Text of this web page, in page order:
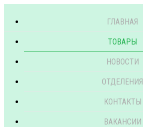
ГЛАВНАЯ
ТОВАРЫ
НОВОСТИ
ОТДЕЛЕНИЯ
КОНТАКТЫ
ВАКАНСИИ